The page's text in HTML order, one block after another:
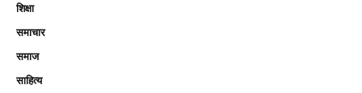
शिक्षा
समाचार
समाज
साहित्य